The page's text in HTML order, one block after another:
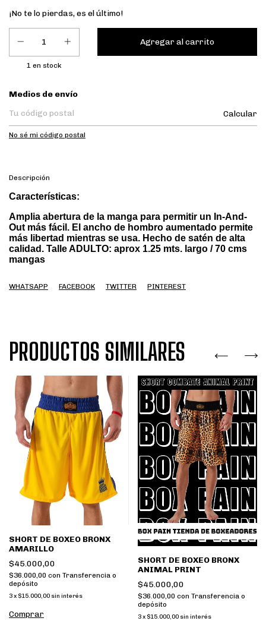
¡No te lo pierdas, es el último!
1 en stock
Entregas para el CP:
Medios de envío
Calcular
No sé mi código postal
Descripción
Características:
Amplia abertura de la manga para permitir un In-And-
Out más fácil. El ancho de hombro aumentado permite
más libertad mientras se usa. Hecho de satén de alta
calidad. Talle ADULTO: aprox 1.25 mts. largo / 70 cms
mangas
WHATSAPP FACEBOOK TWITTER PINTEREST
PRODUCTOS SIMILARES
SHORT DE BOXEO BRONX
AMARILLO
$45.000,00
$36.000,00 con Transferencia o
depósito
3x $15.000,00 sin interés
Comprar
SHORT DE BOXEO BRONX
ANIMAL PRINT
$45.000,00
$36.000,00 con Transferencia o
depósito
3 x $15.000,00 sin interés